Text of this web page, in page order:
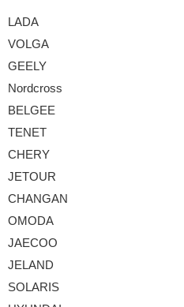
LADA
VOLGA
GEELY
Nordcross
BELGEE
TENET
CHERY
JETOUR
CHANGAN
OMODA
JAECOO
JELAND
SOLARIS